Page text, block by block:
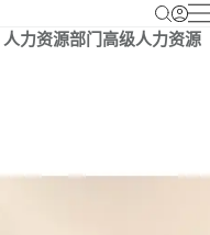
力资源部门高级人力资源